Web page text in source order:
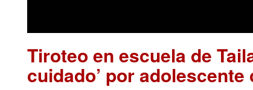
Tiroteo en escuela de
cuidado’ por